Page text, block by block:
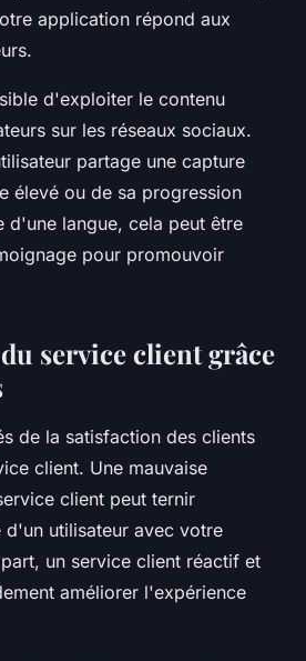
application répond aux
d'exploiter le contenu
sur les réseaux sociaux.
partage une capture
élevé ou de sa progression
d'une langue, cela peut être
pour promouvoir
service client grâce
de la satisfaction des clients
client. Une mauvaise
client peut ternir
utilisateur avec votre
un service client réactif et
améliorer l'expérience